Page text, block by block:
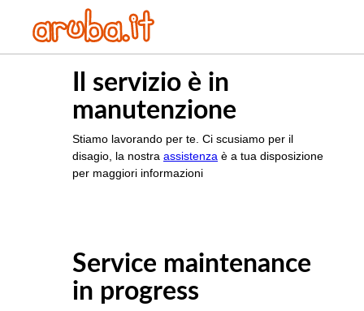
Il servizio è in
manutenzione
Stiamo lavorando per te. Ci scusiamo per il
disagio, la nostra assistenza è a tua disposizione
per maggiori informazioni
Service maintenance
in progress